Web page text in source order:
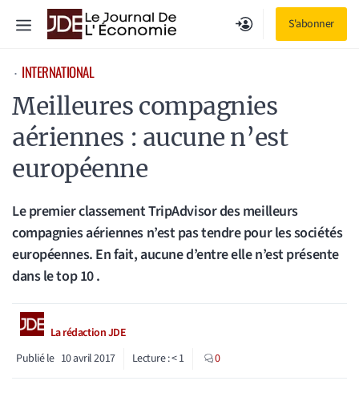
S'abonner
Menu
⋅ INTERNATIONAL
Meilleures compagnies
aériennes : aucune n’est
européenne
Le premier classement TripAdvisor des meilleurs
compagnies aériennes n’est pas tendre pour les sociétés
européennes. En fait, aucune d’entre elle n’est présente
dans le top 10 .
La rédaction JDE
Publié le 10 avril 2017 Lecture :< 1 0